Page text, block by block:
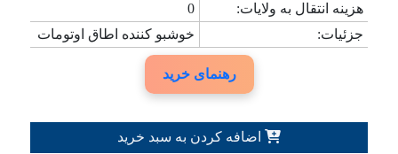
هزینه انتقال به ولایات:
0
جزئیات:
خوشبو کننده اطاق اوتومات
رهنمای خرید
اضافه کردن به سبد خرید